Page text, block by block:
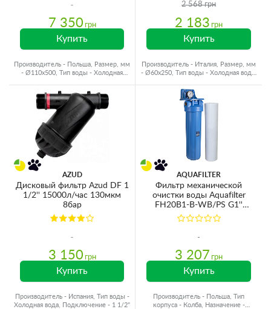
7 350 грн
Купить
Производитель - Польша, Размер, мм
- Ø110x500, Тип воды - Холодная
2 568 грн
2 183 грн
Купить
Производитель - Италия, Размер, мм
- Ø60x250, Тип воды - Холодная вода,
AZUD
Дисковый фильтр Azud DF 1
1/2'' 15000л/час 130мкм
8бар
3 150 грн
Купить
Производитель - Испания, Тип воды -
Холодная вода, Подключение - 1 1/2"
AQUAFILTER
Фильтр механической
очистки воды Aquafilter
FH20B1-B-WB/PS G1''
(латунь) 10BB 45°C 8bar с
манометром (картридж
3 207 грн
Купить
Производитель - Польша, Тип
корпуса - Колба, Назначение -